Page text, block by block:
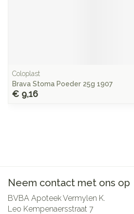
Coloplast
Brava Stoma Poeder 25g 1907
€ 9,16
Neem contact met ons op
BVBA Apoteek Vermylen K.
Leo Kempenaersstraat 7